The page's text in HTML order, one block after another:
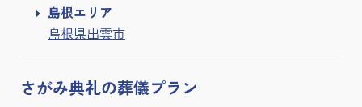
島根エリア
島根県出雲市
さがみ典礼の葬儀プラン